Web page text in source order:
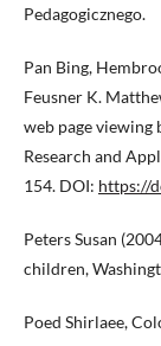
Pedagogicznego.
Pan Bing,
Feusner K.
web page viewing
Research and
154. DOI: https://
Peters Susan
children,
Poed Shirlaee,